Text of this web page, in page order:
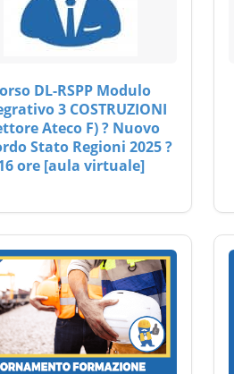
DL-RSPP Modulo
3 COSTRUZIONI
Ateco F) ? Nuovo
Stato Regioni 2025 ?
ore [aula virtuale]